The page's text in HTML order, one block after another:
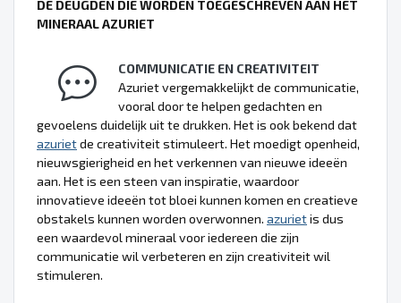
DE DEUGDEN DIE WORDEN TOEGESCHREVEN AAN HET
MINERAAL AZURIET
COMMUNICATIE EN CREATIVITEIT
Azuriet vergemakkelijkt de communicatie,
vooral door te helpen gedachten en
gevoelens duidelijk uit te drukken. Het is ook bekend dat
azurietde creativiteit stimuleert. Het moedigt openheid,
nieuwsgierigheid en het verkennen van nieuwe ideeën
aan. Het is een steen van inspiratie, waardoor
innovatieve ideeën tot bloei kunnen komen en creatieve
obstakels kunnen worden overwonnen. azurietis dus
een waardevol mineraal voor iedereen die zijn
communicatie wil verbeteren en zijn creativiteit wil
stimuleren.